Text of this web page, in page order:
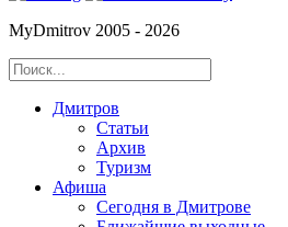
MyDmitrov 2005 - 2026
Дмитров
Статьи
Архив
Туризм
Афиша
Сегодня в Дмитрове